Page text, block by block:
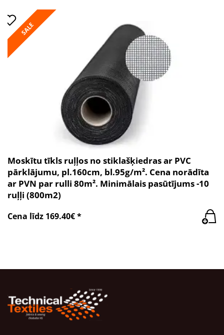
SALE
Moskītu tīkls ruļļos no stiklašķiedras ar PVC
pārklājumu, pl.160cm, bl.95g/m². Cena norādīta
ar PVN par rulli 80m². Minimālais pasūtījums -10
ruļļi (800m2)
Cena līdz 169.40€ *